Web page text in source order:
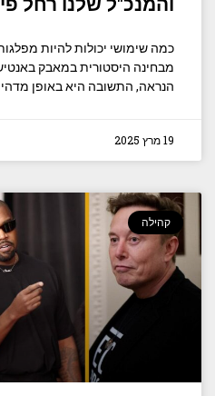
והמנכ"ל שלנו רחל
כמה שימושי יכולות להיות
מבחינה היסטורית במאבק
הנראה, התשובה היא באופן
19 מרץ 2025
קהילה